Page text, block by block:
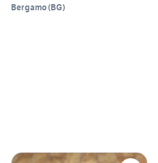
Bergamo(BG)